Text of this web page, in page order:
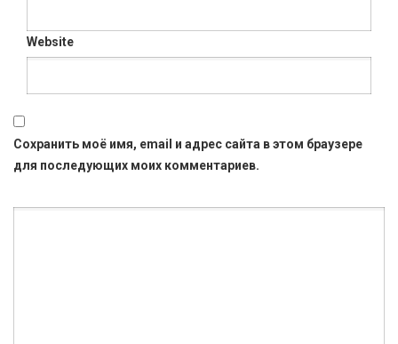
Website
Сохранить моё имя, email и адрес сайта в этом браузере
для последующих моих комментариев.